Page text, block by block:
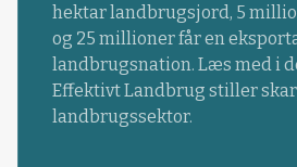
hektar landbrugsjord, 5
og 25 millioner får en
landbrugsnation. Læs med i
Effektivt Landbrug stiller
landbrugssektor.